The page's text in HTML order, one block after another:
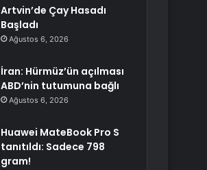
Artvin’de Çay Hasadı
Başladı
Ağustos 6, 2026
İran: Hürmüz’ün açılması
ABD’nin tutumuna bağlı
Ağustos 6, 2026
Huawei MateBook Pro S
tanıtıldı: Sadece 798
gram!